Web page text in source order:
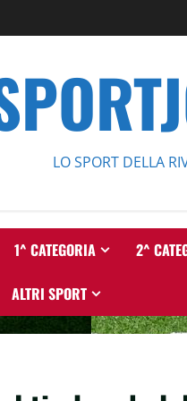
LO SPORT DELLA
1^ CATEGORIA 2^
ALTRI SPORT